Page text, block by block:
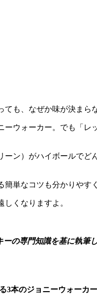
も、なぜか味が決ま
ウォーカー。でも「
ン）がハイボールで
単なコツも分かりやす
くなりますよ。
の専門知識を基に執筆
3本のジョニーウォーカー